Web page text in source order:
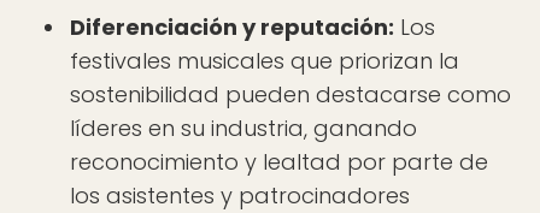
Diferenciación y reputación: Los
festivales musicales que priorizan la
sostenibilidad pueden destacarse como
líderes en su industria, ganando
reconocimiento y lealtad por parte de
los asistentes y patrocinadores